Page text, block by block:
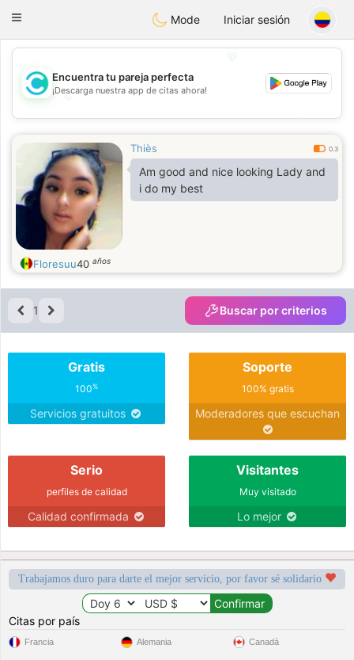
olombiaCitas
Toggle
Mode Iniciar sesión
💖
💕
Encuentra tu pareja perfecta
¡Descarga nuestra app de citas ahora!
Thiès 0.3
Am good and nice looking Lady and
i do my best
Floresuu40 años
1 Buscar por criterios
Gratis
100%
Servicios gratuitos
Soporte
100% gratis
Moderadores que escuchan
Serio
perfiles de calidad
Calidad confirmada
Visitantes
Muy visitado
Lo mejor
Trabajamos duro para darte el mejor servicio, por favor sé solidario
Citas por país
Francia Alemania Canadá